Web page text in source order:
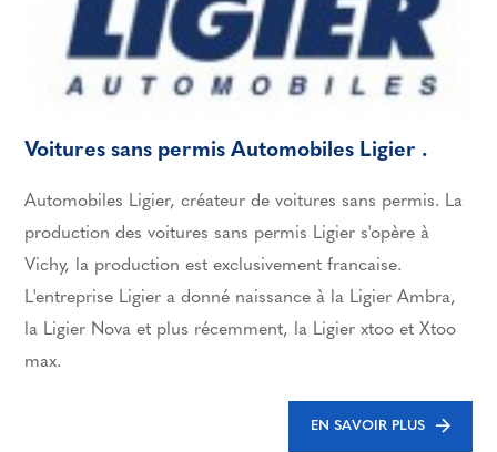
Voitures sans permis Automobiles Ligier .
Automobiles Ligier, créateur de voitures sans permis. La
production des voitures sans permis Ligier s'opère à
Vichy, la production est exclusivement francaise.
L'entreprise Ligier a donné naissance à la Ligier Ambra,
la Ligier Nova et plus récemment, la Ligier xtoo et Xtoo
max.
EN SAVOIR PLUS